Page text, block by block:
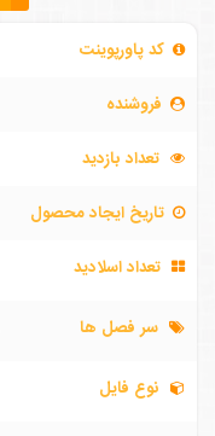
کد پاورپوینت
فروشنده
تعداد بازدید
تاریخ ایجاد محصول
تعداد اسلادید
سر فصل ها
نوع فایل